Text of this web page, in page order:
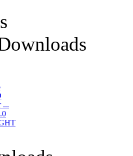
...